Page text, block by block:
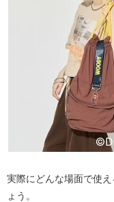
実際にどんな場面で使
ょう。